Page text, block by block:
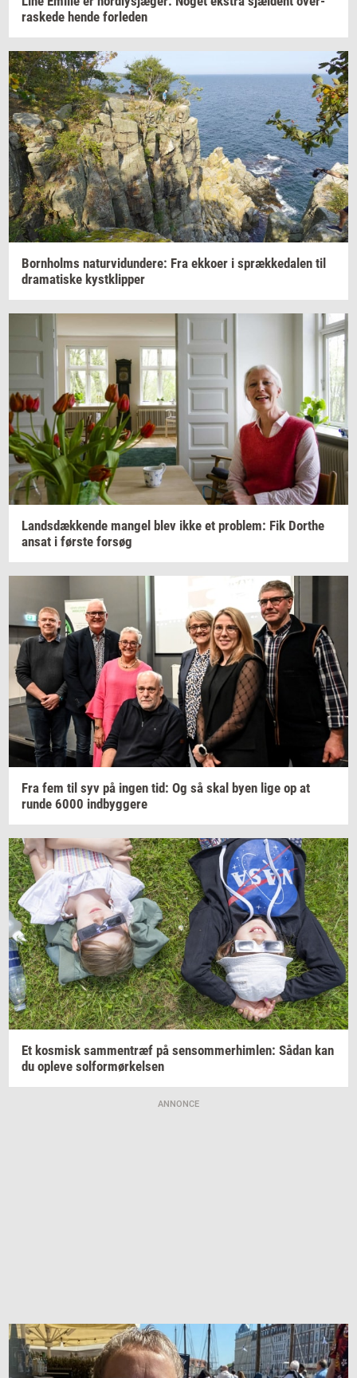
ra­ske­de hende for­le­den
Born­holms na­tur­vi­dun­de­re: Fra ek­ko­er i spræk­ke­da­len til
dra­ma­ti­ske kyst­klip­per
Lands­dæk­ken­de man­gel blev ikke et pro­blem: Fik Dort­he
ansat i før­ste for­søg
Fra fem til syv på ingen tid: Og så skal byen lige op at
runde 6000 ind­byg­ge­re
Et kos­misk sam­men­træf på sen­som­mer­him­len: Sådan kan
du op­le­ve sol­for­mør­kel­sen
ANNONCE